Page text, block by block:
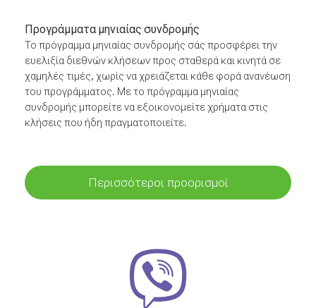
Προγράμματα μηνιαίας συνδρομής
Το πρόγραμμα μηνιαίας συνδρομής σάς προσφέρει την
ευελιξία διεθνών κλήσεων προς σταθερά και κινητά σε
χαμηλές τιμές, χωρίς να χρειάζεται κάθε φορά ανανέωση
του προγράμματος. Με το πρόγραμμα μηνιαίας
συνδρομής μπορείτε να εξοικονομείτε χρήματα στις
κλήσεις που ήδη πραγματοποιείτε.
Περισσότεροι προορισμοί